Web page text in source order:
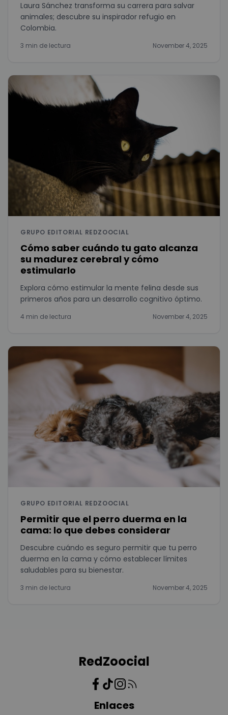
Laura Sánchez transforma su carrera para salvar
animales; descubre su inspirador refugio en
Colombia.
3 min de lectura November 4, 2025
GRUPO EDITORIAL REDZOOCIAL
Cómo saber cuándo tu gato alcanza
su madurez cerebral y cómo
estimularlo
Explora cómo estimular la mente felina desde sus
primeros años para un desarrollo cognitivo óptimo.
4 min de lectura November 4, 2025
GRUPO EDITORIAL REDZOOCIAL
Permitir que el perro duerma en la
cama: lo que debes considerar
Descubre cuándo es seguro permitir que tu perro
duerma en la cama y cómo establecer límites
saludables para su bienestar.
3 min de lectura November 4, 2025
RedZoocial
Enlaces